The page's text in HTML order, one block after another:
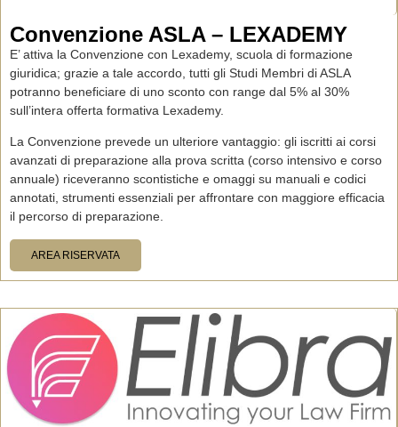
Convenzione ASLA – LEXADEMY
E’ attiva la Convenzione con Lexademy, scuola di formazione
giuridica; grazie a tale accordo, tutti gli Studi Membri di ASLA
potranno beneficiare di uno sconto con range dal 5% al 30%
sull’intera offerta formativa Lexademy.
La Convenzione prevede un ulteriore vantaggio: gli iscritti ai corsi
avanzati di preparazione alla prova scritta (corso intensivo e corso
annuale) riceveranno scontistiche e omaggi su manuali e codici
annotati, strumenti essenziali per affrontare con maggiore efficacia
il percorso di preparazione.
AREA RISERVATA